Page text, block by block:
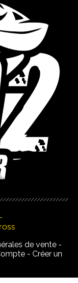
de vente
Créer un